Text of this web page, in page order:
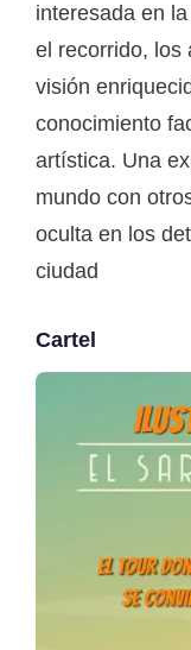
interesada en
el recorrido, los
visión
conocimiento
artística. Una
mundo con
oculta en los
ciudad
Cartel